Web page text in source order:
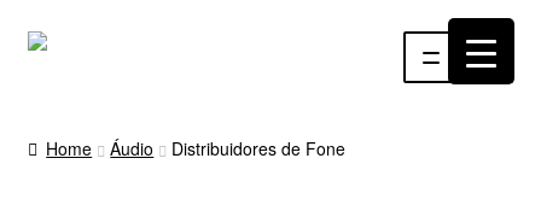
Pular
Pular
conteúdo
Menu
Home Áudio Distribuidores de Fone